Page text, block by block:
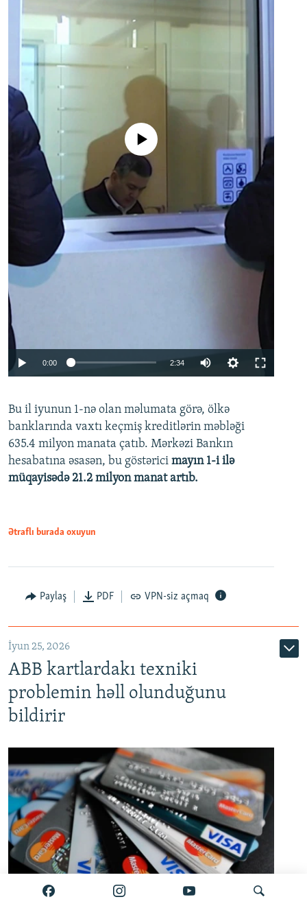
Auto 240p 360p 480p
720p 1080p
No media source currently available
0:00 2:34
360p
480p
720p
Bu il iyunun 1-nə olan məlumata görə, ölkə
banklarında vaxtı keçmiş kreditlərin məbləği
635.4 milyon manata çatıb. Mərkəzi Bankın
hesabatına əsasən, bu göstərici mayın 1-i ilə
müqayisədə 21.2 milyon manat artıb.
Ətraflı burada oxuyun
Paylaş PDF VPN-siz açmaq
İyun 25, 2026
ABB kartlardakı texniki
problemin həll olunduğunu
bildirir